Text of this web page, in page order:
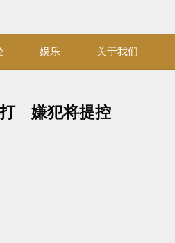
娱乐 关于我们
嫌犯将提控